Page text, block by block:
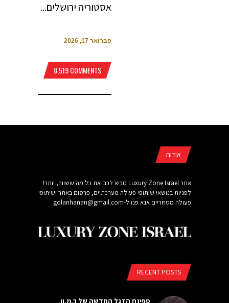
אסטוריה ירושלים...
פברואר 17, 2026
8,519 COMMENTS
אודות
אתר Luxury Zone Israel מביא לכם את כל מה ששווה, יותר!
לפניות בנושאי שיתופי פעולה מערכתיים, פרסום באתר ושיתופי
פעולה מסחריים אנא פנו ל-golanhanan@gmail.com
RECENT POSTS
ספינת הדגל החדשה של ב.מ.וו.